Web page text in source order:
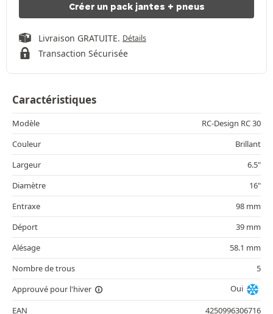
Créer un pack jantes + pneus
Livraison GRATUITE. Détails
Transaction Sécurisée
Caractéristiques
Modèle
RC-Design RC 30
Couleur
Brillant
Largeur
6.5"
Diamètre
16"
Entraxe
98 mm
Déport
39 mm
Alésage
58.1 mm
Nombre de trous
5
Approuvé pour l'hiver
Oui
EAN
4250996306716